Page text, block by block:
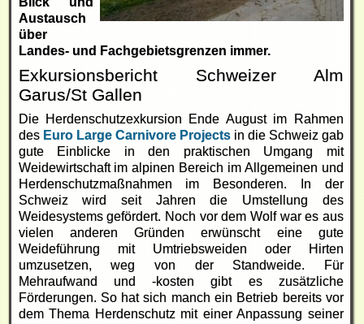
Austausch
über
Landes- und Fachgebietsgrenzen immer.
Exkursionsbericht Schweizer Alm
Garus/St Gallen
Die Herdenschutzexkursion Ende August im Rahmen
des Euro Large Carnivore Projectsin die Schweiz gab
gute Einblicke in den praktischen Umgang mit
Weidewirtschaft im alpinen Bereich im Allgemeinen und
Herdenschutzmaßnahmen im Besonderen. In der
Schweiz wird seit Jahren die Umstellung des
Weidesystems gefördert. Noch vor dem Wolf war es aus
vielen anderen Gründen erwünscht eine gute
Weideführung mit Umtriebsweiden oder Hirten
umzusetzen, weg von der Standweide. Für
Mehraufwand und -kosten gibt es zusätzliche
Förderungen. So hat sich manch ein Betrieb bereits vor
dem Thema Herdenschutz mit einer Anpassung seiner